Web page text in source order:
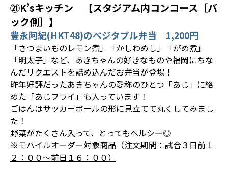
㉑K’sキッチン 【スタジアム内コンコース［バ
ック側］】
豊永阿紀(HKT48)のベジタブル弁当 1,200円
「さつまいものレモン煮」「かしわめし」「がめ煮」
「明太子」など、あきちゃんの好きなものや福岡にちな
んだリクエストを詰め込んだお弁当が登場！
昨年好評だったあきちゃんの愛称のひとつ「あじ」に絡
めた「あじフライ」も入っています！
ごはんはサッカーボールの形に見立てて丸くしてみまし
た！
野菜がたくさん入って、とってもヘルシー◎
※モバイルオーダー対象商品（注文期間：試合３日前１
２：００～前日１６：００）